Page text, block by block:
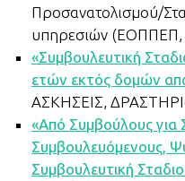
Προσανατολισμού/
υπηρεσιών (ΕΟΠΠΕΠ,
«Συμβουλευτική
ετών εκτός δομών
ΑΣΚΗΣΕΙΣ,
«Από Συμβούλους
Συμβουλευόμενους,
Συμβουλευτική